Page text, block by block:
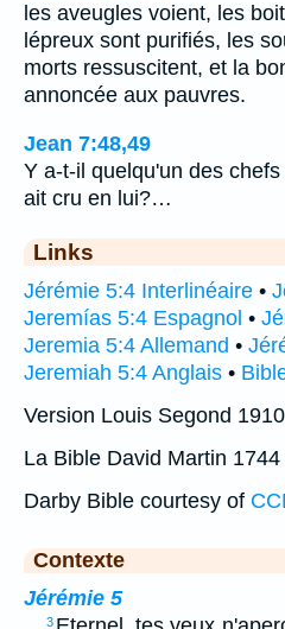
les aveugles voient, les
lépreux sont purifiés, les
morts ressuscitent, et la
annoncée aux pauvres.
Jean 7:48,49
Y a-t-il quelqu'un des
ait cru en lui?…
Links
Jérémie 5:4 Interlinéaire •
Jeremías 5:4 Espagnol •
Jeremia 5:4 Allemand •
Jeremiah 5:4 Anglais •
Version Louis Segond 1910
La Bible David Martin 1744
Darby Bible courtesy of
Contexte
Jérémie 5
3